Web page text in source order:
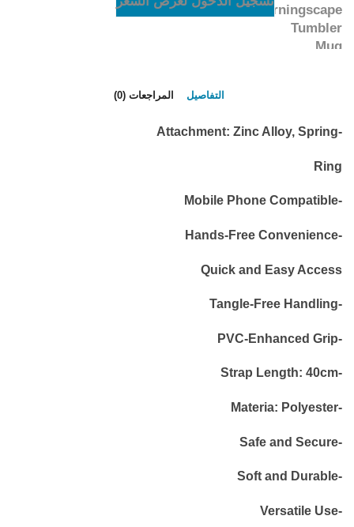
التفاصيل المراجعات (0)
-Attachment: Zinc Alloy, Spring
Ring
-Mobile Phone Compatible
-Hands-Free Convenience
Quick and Easy Access
-Tangle-Free Handling
-PVC-Enhanced Grip
-Strap Length: 40cm
-Materia: Polyester
-Safe and Secure
-Soft and Durable
-Versatile Use